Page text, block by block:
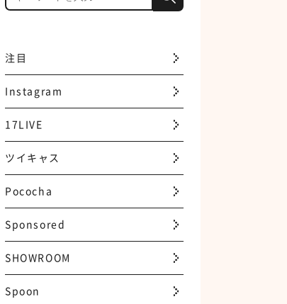
注目
Instagram
17LIVE
ツイキャス
Pococha
Sponsored
SHOWROOM
Spoon